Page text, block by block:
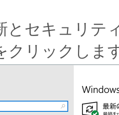
とセキュリテ
クリックしま